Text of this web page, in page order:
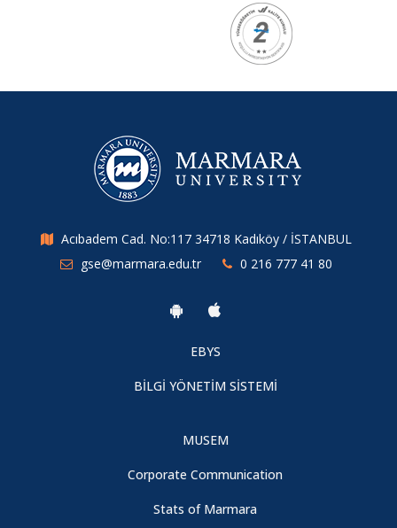
Acıbadem Cad. No:117 34718 Kadıköy / İSTANBUL
gse@marmara.edu.tr
0 216 777 41 80
EBYS
BİLGİ YÖNETİM SİSTEMİ
MUSEM
Corporate Communication
Stats of Marmara